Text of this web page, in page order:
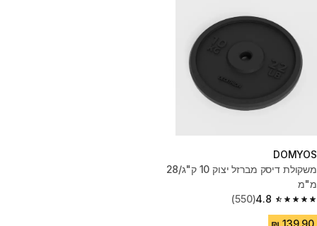
DOMYOS
משקולת דיסק מברזל יצוק 10 ק"ג/28
מ"מ
4.8
4.8 out of 5 stars from 550 reviews
(550)